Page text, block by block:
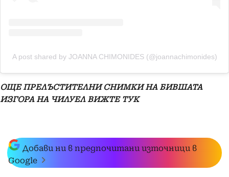
A post shared by JOANNA CHIMONIDES (@joannachimonides)
ОЩЕ ПРЕЛЪСТИТЕЛНИ СНИМКИ НА БИВШАТА
ИЗГОРА НА ЧИЛУЕЛ ВИЖТЕ ТУК
Добави ни в предпочитани източници в
Google